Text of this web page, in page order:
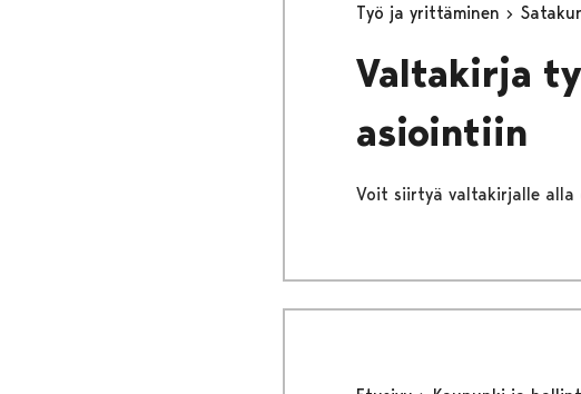
Työ ja yrittäminen
Valtakirja
asiointiin
Voit siirtyä valtakirjalle alla